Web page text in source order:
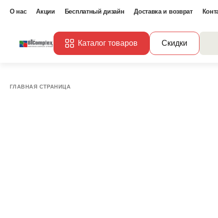
О нас Акции Бесплатный дизайн Доставка и возврат
Каталог товаров Скидки
ГЛАВНАЯ СТРАНИЦА